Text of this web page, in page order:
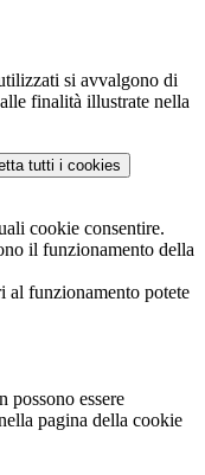
si avvalgono di
finalità illustrate nella
tutti i cookies
cookie consentire.
il funzionamento della
al funzionamento potete
possono essere
pagina della cookie